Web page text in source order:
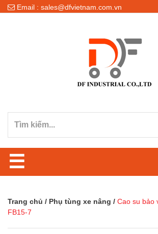
Email : sales@dfvietnam.com.vn
☰
Trang chủ / Phụ tùng xe nâng / Cao su bảo
FB15-7